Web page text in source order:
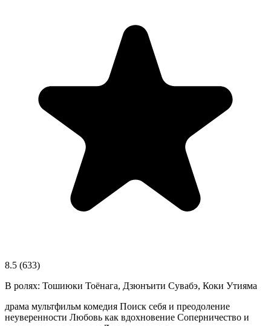
8.5 (633)
В ролях: Тошиюки Тоёнага, Дзюнъити Сувабэ, Коки Утияма
драма мультфильм комедия Поиск себя и преодоление
неуверенности Любовь как вдохновение Соперничество и